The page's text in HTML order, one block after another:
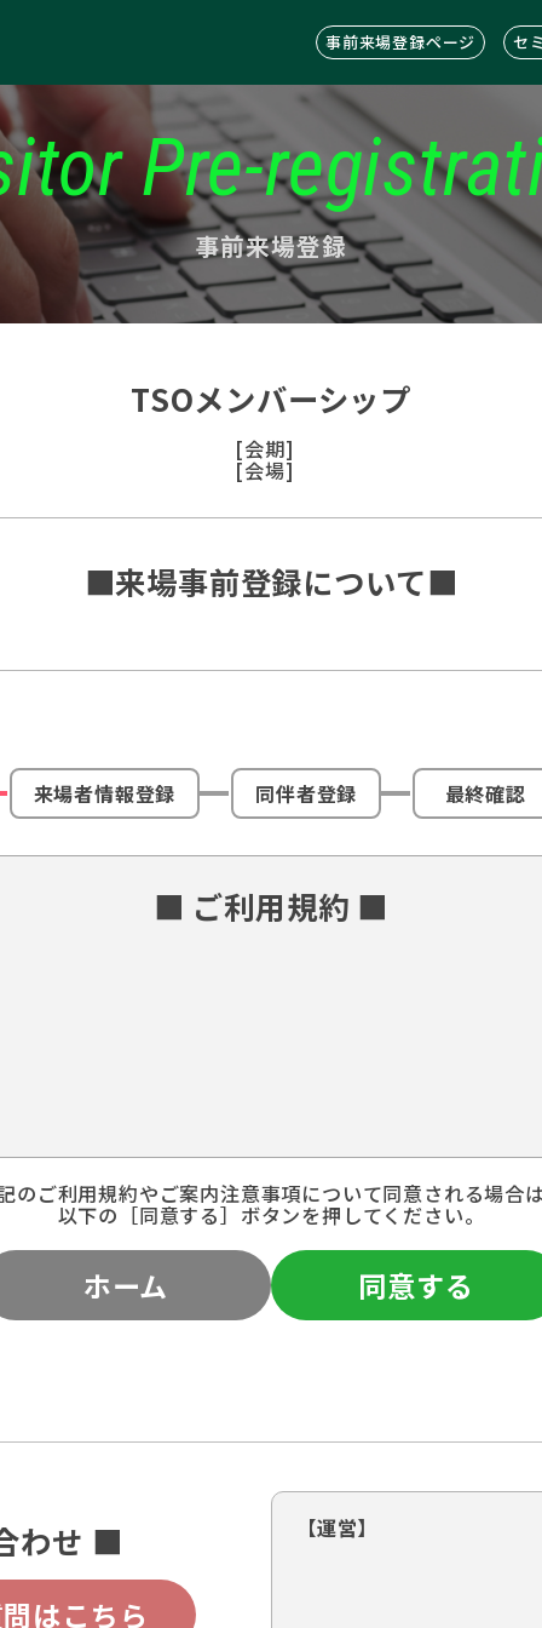
事前来場登録ページ セ
Pre-
事前来場登録
TSOメンバーシップ
[会期]
[会場]
■来場事前登録について■
来場者情報登録 同伴者登録 最終確認
■ ご利用規約 ■
のご利用規約やご案内注意事項について同意される場合
以下の［同意する］ボタンを押してください。
ホーム 同意する
わせ ■
はこちら
【運営】